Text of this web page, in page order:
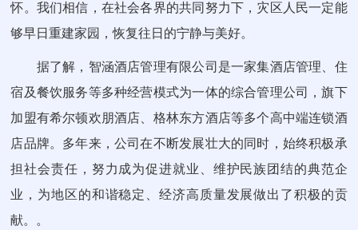
怀。我们相信，在社会各界的共同努力下，灾区人民一定能
够早日重建家园，恢复往日的宁静与美好。
据了解，智涵酒店管理有限公司是一家集酒店管理、住
宿及餐饮服务等多种经营模式为一体的综合管理公司，旗下
加盟有希尔顿欢朋酒店、格林东方酒店等多个高中端连锁酒
店品牌。多年来，公司在不断发展壮大的同时，始终积极承
担社会责任，努力成为促进就业、维护民族团结的典范企
业，为地区的和谐稳定、经济高质量发展做出了积极的贡
献。。